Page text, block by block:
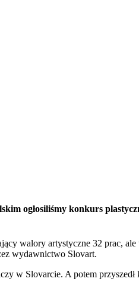
ogłosiliśmy konkurs
walory artystyczne 32 prac,
wydawnictwo Slovart.
w Slovarcie. A potem